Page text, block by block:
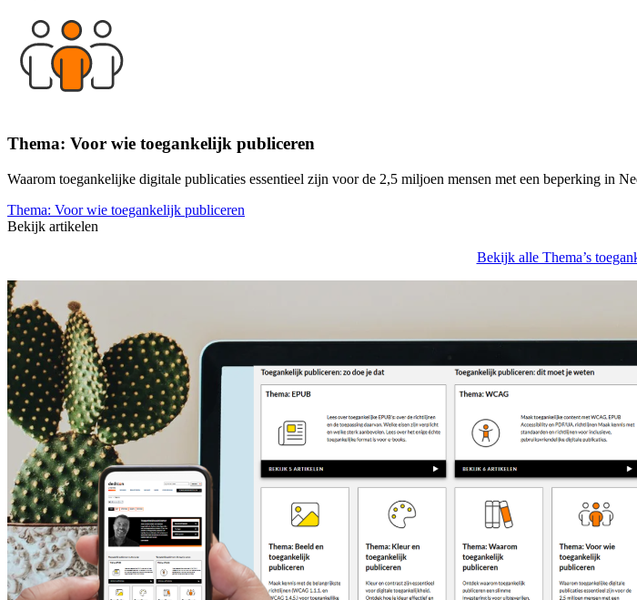
Thema: Voor wie toegankelijk publiceren
Waarom toegankelijke digitale publicaties essentieel zijn voor de 2,5 miljoen mensen met een beperking in
Thema: Voor wie toegankelijk publiceren
Bekijk artikelen
Bekijk alle Thema’s